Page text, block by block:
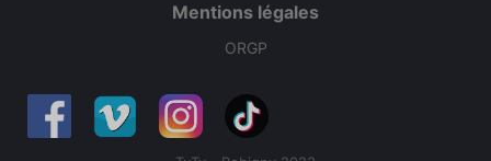
Mentions légales
ORGP